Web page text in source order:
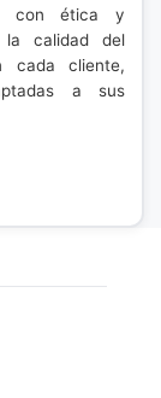
con ética y
la calidad del
cada cliente,
a sus